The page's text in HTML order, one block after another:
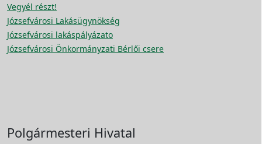
Vegyél részt!
Józsefvárosi Lakásügynökség
Józsefvárosi lakáspályázato
Józsefvárosi Önkormányzati Bérlői csere
Polgármesteri Hivatal